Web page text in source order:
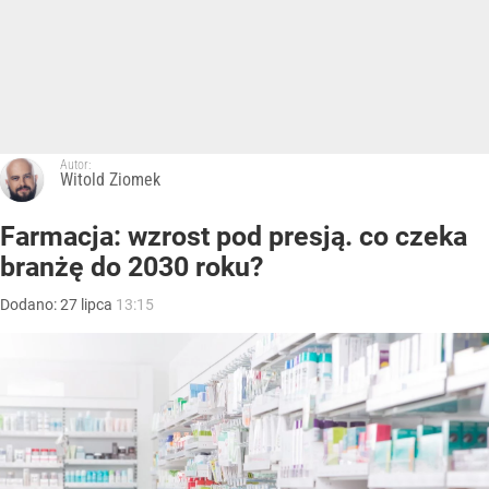
Autor:
Witold Ziomek
Farmacja: wzrost pod presją. co czeka
branżę do 2030 roku?
Dodano:27 lipca 13:15